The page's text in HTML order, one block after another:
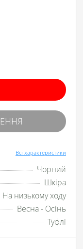
Всі характеристики
Чорний
Шкіра
На низькому ходу
Весна - Осінь
Туфлі